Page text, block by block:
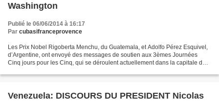
Washington
Publié le 06/06/2014 à 16:17
Par cubasifranceprovence
Les Prix Nobel Rigoberta Menchu, du Guatemala, et Adolfo Pérez Esquivel,
d’Argentine, ont envoyé des messages de soutien aux 3èmes Journées
Cinq jours pour les Cinq, qui se déroulent actuellement dans la capitale des
Venezuela: DISCOURS DU PRESIDENT Nicolas